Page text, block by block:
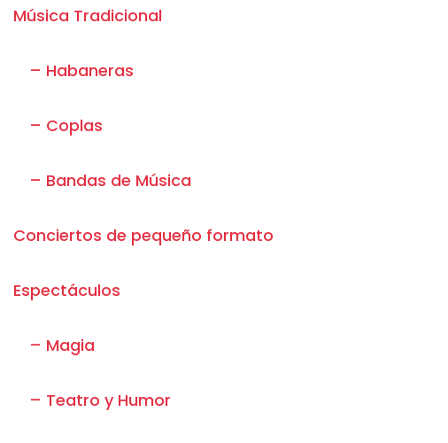
Música Tradicional
– Habaneras
– Coplas
– Bandas de Música
Conciertos de pequeño formato
Espectáculos
– Magia
– Teatro y Humor